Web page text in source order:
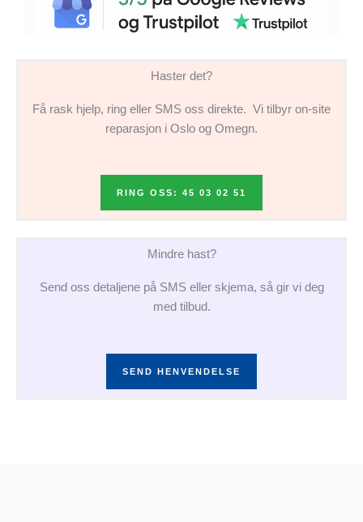
Haster det?
Få rask hjelp, ring eller SMS oss direkte. Vi tilbyr on-site
reparasjon i Oslo og Omegn.
RING OSS: 45 03 02 51
Mindre hast?
Send oss detaljene på SMS eller skjema, så gir vi deg
med tilbud.
SEND HENVENDELSE